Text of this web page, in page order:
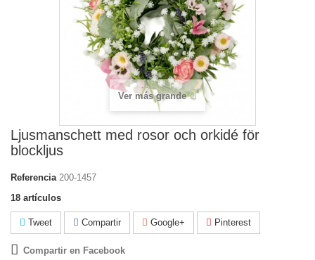
Ver más grande
Ljusmanschett med rosor och orkidé för
blockljus
Referencia 200-1457
18 artículos
Tweet Compartir Google+ Pinterest
Compartir en Facebook